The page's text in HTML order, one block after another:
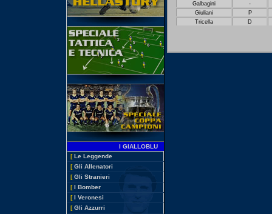
I GIALLOBLU
[ Le Leggende
[ Gli Allenatori
[ Gli Stranieri
[ I Bomber
[ I Veronesi
[ Gli Azzurri
Galbagini
-
Giuliani
P
Tricella
D